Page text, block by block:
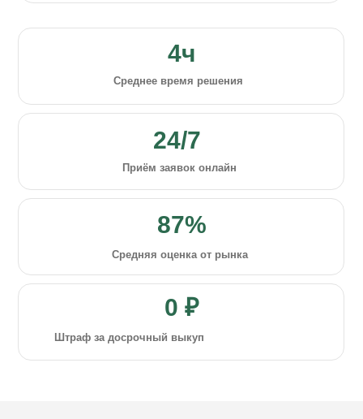
Среднее время решения
4ч
Средняя оценка от рынка
87%
Приём заявок онлайн
24/7
Штраф за досрочный выкуп
0 ₽